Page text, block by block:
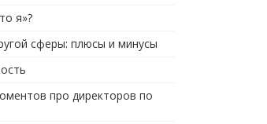
я»?
сферы: плюсы и минусы
про директоров по